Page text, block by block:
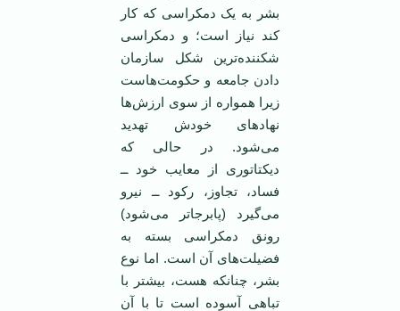
بشر به یک دمکراسی که کار
کند نیاز است؛ و دمکراسی
شکننده‌ترین شکل سازمان
دادن جامعه و حکومت‌هاست
زیرا همواره از سوی ارزش‌ها
نهاد‌های خودش تهدید
می‌شود. در حالی که
دیکتاتوری از معایب خود ــ
فساد، تجاوز، رکود ــ نیرو
می‌گیرد (پابرجا‌تر می‌شود)
رونق دمکراسی بسته به
فضیلت‌های آن است. اما نوع
بشر، چنانکه هست، بیشتر با
تباهی آسوده است تا با آن